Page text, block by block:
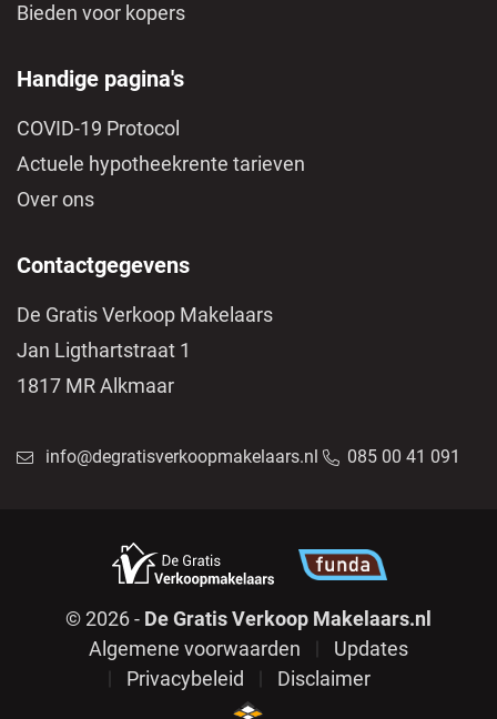
Bieden voor kopers
Handige pagina's
COVID-19 Protocol
Actuele hypotheekrente tarieven
Over ons
Contactgegevens
De Gratis Verkoop Makelaars
Jan Ligthartstraat 1
1817 MR Alkmaar
info@degratisverkoopmakelaars.nl 085 00 41 091
© 2026 - De Gratis Verkoop Makelaars.nl
Algemene voorwaarden
Updates
Privacybeleid
Disclaimer